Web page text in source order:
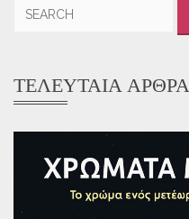
ΤΕΛΕΥΤΑΊΑ ΆΡΘΡΑ